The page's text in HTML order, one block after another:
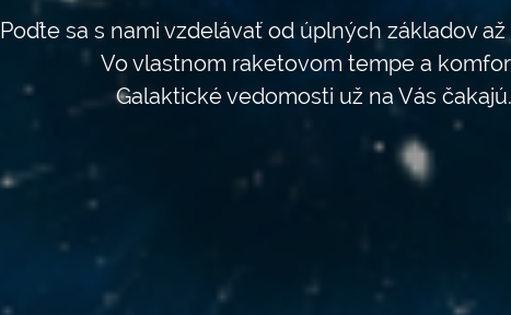
Poďte sa s nami vzdelávať od úplných základov
Vo vlastnom raketovom tempe a
Galaktické vedomosti už na Vás